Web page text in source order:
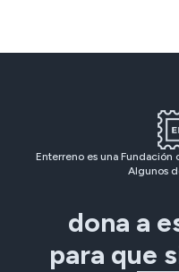
Enterreno es una
Algunos
dona a
para que